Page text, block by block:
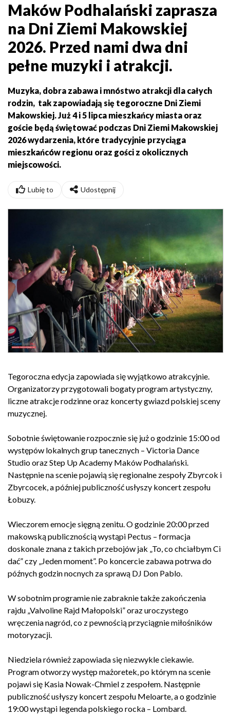
Maków Podhalański zaprasza
na Dni Ziemi Makowskiej
2026. Przed nami dwa dni
pełne muzyki i atrakcji.
Muzyka, dobra zabawa i mnóstwo atrakcji dla całych
rodzin, tak zapowiadają się tegoroczne Dni Ziemi
Makowskiej. Już 4 i 5 lipca mieszkańcy miasta oraz
goście będą świętować podczas Dni Ziemi Makowskiej
2026 wydarzenia, które tradycyjnie przyciąga
mieszkańców regionu oraz gości z okolicznych
miejscowości.
Lubię to Udostępnij
Tegoroczna edycja zapowiada się wyjątkowo atrakcyjnie.
Organizatorzy przygotowali bogaty program artystyczny,
liczne atrakcje rodzinne oraz koncerty gwiazd polskiej sceny
muzycznej.
Sobotnie świętowanie rozpocznie się już o godzinie 15:00 od
występów lokalnych grup tanecznych – Victoria Dance
Studio oraz Step Up Academy Maków Podhalański.
Następnie na scenie pojawią się regionalne zespoły Zbyrcok i
Zbyrcocek, a później publiczność usłyszy koncert zespołu
Łobuzy.
Wieczorem emocje sięgną zenitu. O godzinie 20:00 przed
makowską publicznością wystąpi Pectus – formacja
doskonale znana z takich przebojów jak „To, co chciałbym Ci
dać” czy „Jeden moment”. Po koncercie zabawa potrwa do
późnych godzin nocnych za sprawą DJ Don Pablo.
W sobotnim programie nie zabraknie także zakończenia
rajdu „Valvoline Rajd Małopolski” oraz uroczystego
wręczenia nagród, co z pewnością przyciągnie miłośników
motoryzacji.
Niedziela również zapowiada się niezwykle ciekawie.
Program otworzy występ mażoretek, po którym na scenie
pojawi się Kasia Nowak-Chmiel z zespołem. Następnie
publiczność usłyszy koncert zespołu Meloarte, a o godzinie
19:00 wystąpi legenda polskiego rocka – Lombard.